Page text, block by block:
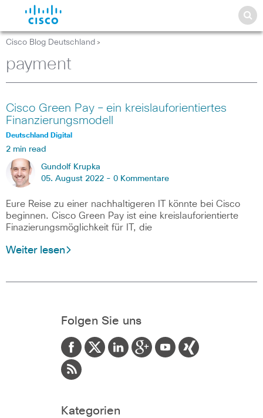
Cisco Blog Deutschland >
payment
Cisco Green Pay – ein kreislauforientiertes
Finanzierungsmodell
Deutschland Digital
2 min read
Gundolf Krupka
05. August 2022 - 0 Kommentare
Eure Reise zu einer nachhaltigeren IT könnte bei Cisco
beginnen. Cisco Green Pay ist eine kreislauforientierte
Finazierungsmöglichkeit für IT, die
Weiter lesen
Folgen Sie uns
Kategorien